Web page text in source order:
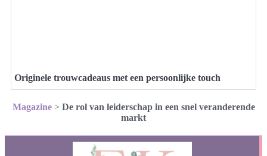
Originele trouwcadeaus met een persoonlijke touch
Magazine> De rol van leiderschap in een snel veranderende
markt